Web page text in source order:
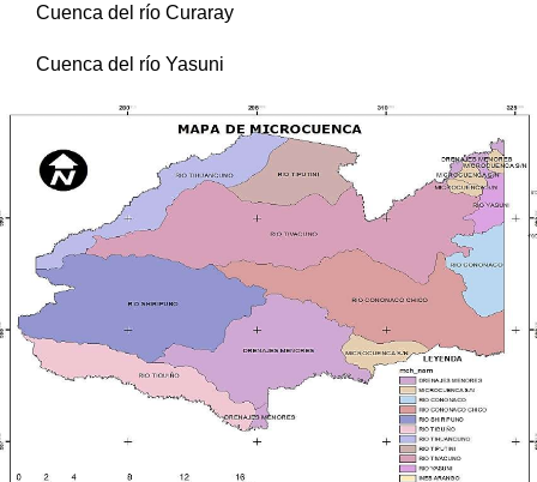
Cuenca del río Curaray
Cuenca del río Yasuni